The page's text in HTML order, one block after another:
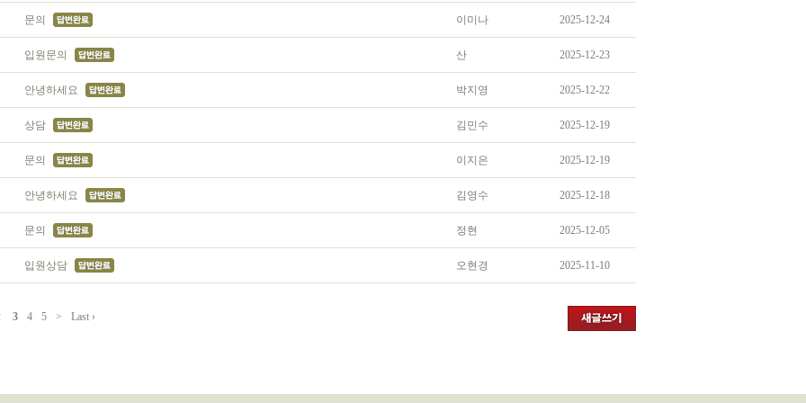
문의 이미나 2025-12-24
입원문의 산 2025-12-23
안녕하세요 박지영 2025-12-22
상담 김민수 2025-12-19
문의 이지은 2025-12-19
안녕하세요 김영수 2025-12-18
문의 정현 2025-12-05
입원상담 오현경 2025-11-10
3 4 5 > Last ›